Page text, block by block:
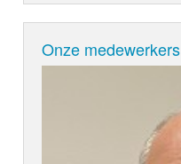
Onze medewerkers